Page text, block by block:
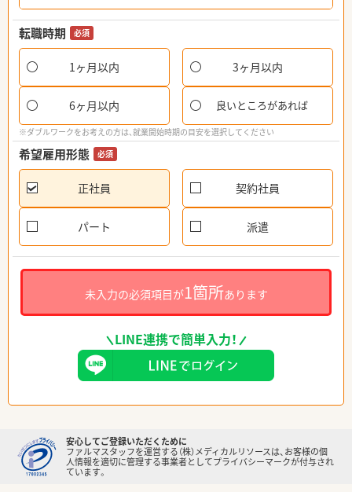
転職時期 必須
1ヶ月以内 3ヶ月以内
6ヶ月以内 良いところがあれば
※ダブルワークをお考えの方は、就業開始時期の目安を選択してください
希望雇用形態 必須
正社員 契約社員
パート 派遣
未入力の必須項目が1箇所あります
LINE連携で簡単入力！
安心してご登録いただくために
ファルマスタッフを運営する（株）メディカルリソースは、お客様の個
人情報を適切に管理する事業者としてプライバシーマークが付与され
ています。